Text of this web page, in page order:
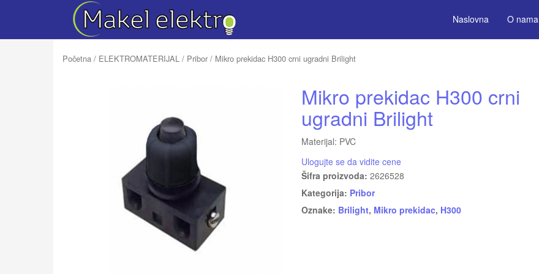
Naslovna O nama
Početna / ELEKTROMATERIJAL / Pribor / Mikro prekidac H300 crni ugradni Brilight
Mikro prekidac H300 crni
ugradni Brilight
Materijal: PVC
Ulogujte se da vidite cene
Šifra proizvoda: 2626528
Kategorija: Pribor
Oznake: Brilight, Mikro prekidac, H300